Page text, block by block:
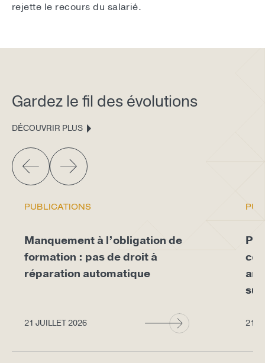
rejette le recours du salarié.
Gardez le fil des évolutions
DÉCOUVRIR PLUS
PUBLICATIONS
Manquement à l’obligation de
formation : pas de droit à
réparation automatique
21 JUILLET 2026 21